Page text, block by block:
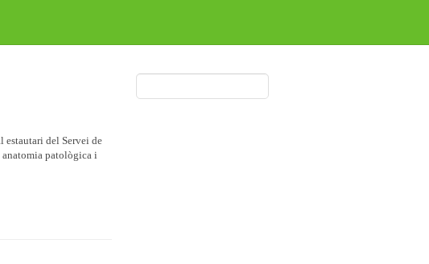
estautari del Servei de
anatomia patològica i